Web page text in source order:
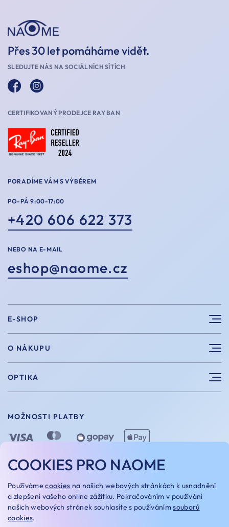
Přes 30 let pomáháme vidět.
SLEDUJTE NÁS NA SOCIÁLNÍCH SÍTÍCH
CERTIFIKOVANÝ PRODEJCE RAY BAN
PORADÍME VÁM S VÝBĚREM
PO-PÁ 9:00-17:00
+420 606 622 373
NEBO NA E-MAIL
eshop@naome.cz
E-SHOP
Sluneční brýle
Sportovní brýle
Vintage brýle
Doplňky
O NÁKUPU
Výhody nákupu u nás
Velikosti
Vrácení a výměna
Doprava a platba
Naome+
OPTIKA
O nás
Naše optiky
Kariera
MOŽNOSTI PLATBY
MOŽNOSTI DOPRAVY
COOKIES PRO NAOME
Používámecookies na našich webových stránkách k usnadnění
a zlepšení vašeho online zážitku. Pokračováním v používání
našich webových stránek souhlasíte s používánímsouborů
cookies.